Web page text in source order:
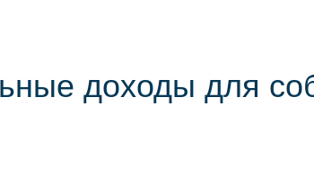
доходы для